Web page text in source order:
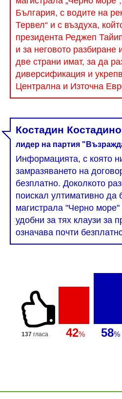
България, с водите на
Тервел“ и с въздуха,
президента Реджеп
и за неговото
две страни имат, за да
диверсификация и
Централна и Източна
Костадин
лидер на партия
Информацията, с която
замразяването на
безплатно. Доколкото
поискал ултимативно да
магистрала "Черно
удобни за тях клаузи за
означава почти
137 гласа 42% 58%